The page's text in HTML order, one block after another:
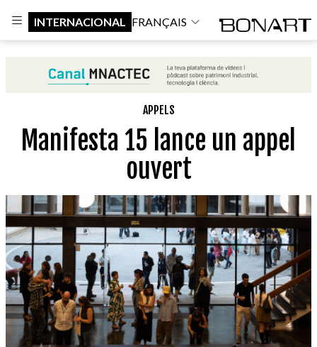
INTERNACIONAL FRANÇAIS
APPELS
Manifesta 15 lance un appel
ouvert